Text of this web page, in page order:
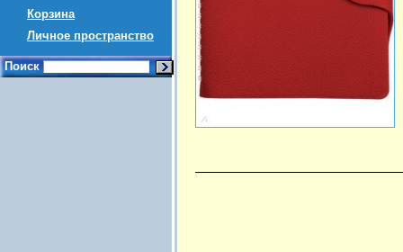
Корзина
Личное пространство
Поиск